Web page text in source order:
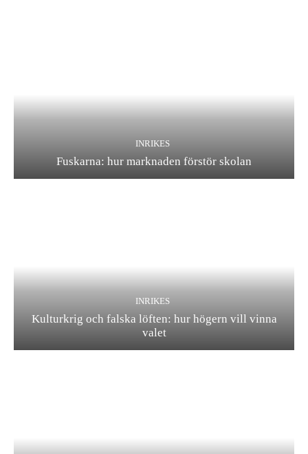
INRIKES
Fuskarna: hur marknaden förstör skolan
INRIKES
Kulturkrig och falska löften: hur högern vill vinna
valet